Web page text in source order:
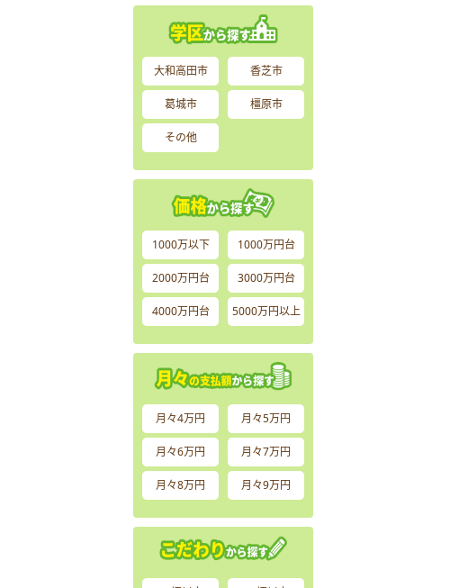
大和高田市 香芝市
葛城市 橿原市
その他
1000万以下 1000万円台
2000万円台 3000万円台
4000万円台 5000万円以上
月々4万円 月々5万円
月々6万円 月々7万円
月々8万円 月々9万円